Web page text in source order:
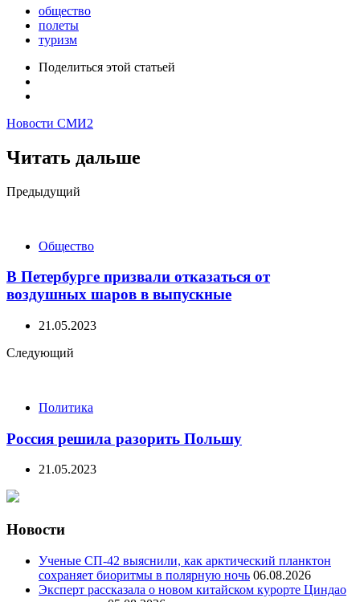
общество
полеты
туризм
Поделиться этой статьей
Новости СМИ2
Читать дальше
Post
Предыдущий
Общество
В Петербурге призвали отказаться от
воздушных шаров в выпускные
21.05.2023
Следующий
Политика
Россия решила разорить Польшу
21.05.2023
Новости
Ученые СП-42 выяснили, как арктический планктон
сохраняет биоритмы в полярную ночь 06.08.2026
Эксперт рассказала о новом китайском курорте Циндао